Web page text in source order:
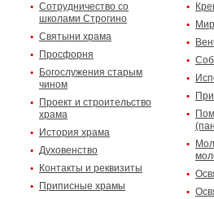
Сотрудничество со
школами Строгино
Святыни храма
Просфорня
Богослужения старым
чином
Проект и строительство
храма
История храма
Духовенство
Контакты и реквизиты
Приписные храмы